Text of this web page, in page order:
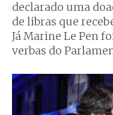
declarado uma
de libras que
Já Marine Le Pen
verbas do